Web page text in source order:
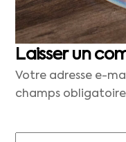
Laisser un
Votre adresse e-
champs